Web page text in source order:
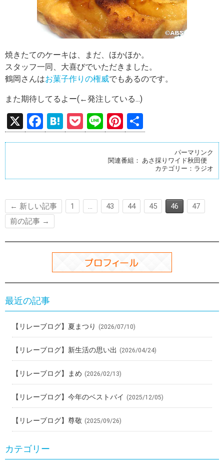
焼きたてのケーキは、まだ、ほかほか。
スタッフ一同、大喜びでいただきました。
鶴岡さんはお菓子作りの権威でもあるのです。
また期待してるよー(←発注している...)
X
F
a
o
o
k
H
at
a
P
o
Li
n
e
Pi
nt
er
es
t
有
パーマリンク
関連番組： あさ採りワイド秋田便
カテゴリー： ラジオ
← 新しい記事 1 … 43 44 45 46
47
前の記事 →
最近の記事
【リレーブログ】夏まつり (2026/07/10)
【リレーブログ】新生活の思い出 (2026/04/24)
【リレーブログ】まめ (2026/02/13)
【リレーブログ】今年のベストバイ (2025/12/05)
【リレーブログ】尊敬 (2025/09/26)
カテゴリー